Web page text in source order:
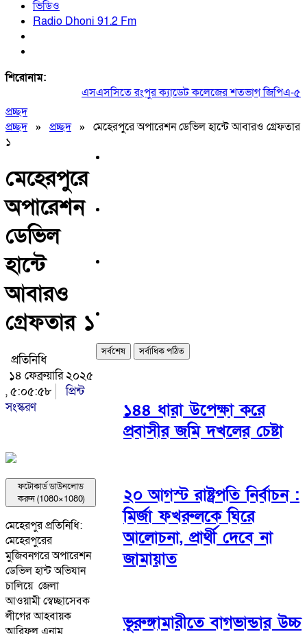
ভিডিও
Radio Dhoni 91.2 Fm
শিরোনাম:
এসএসসিতে রংপুর ক্যাডেট কলেজের শতভাগ জিপিএ-৫|
প্রচ্ছদ
প্রচ্ছদ» প্রচ্ছদ» মেহেরপুরে অপারেশন ডেভিল হান্টে আবারও গ্রেফতার
১
মেহেরপুরে
অপারেশন
ডেভিল
হান্টে
আবারও
গ্রেফতার ১
প্রতিনিধি
১৪ ফেব্রুয়ারি ২০২৫
, ৫:০৫:৫৮
প্রিন্ট
সংস্করণ
ফটোকার্ড ডাউনলোড
করুন (1080×1080)
মেহেরপুর প্রতিনিধি:
মেহেরপুরের
মুজিবনগরে অপারেশন
ডেভিল হান্ট অভিযান
চালিয়ে জেলা
আওয়ামী স্বেচ্ছাসেবক
লীগের আহবায়ক
সর্বশেষ সর্বাধিক পঠিত
১৪৪ ধারা উপেক্ষা করে
প্রবাসীর জমি দখলের চেষ্টা
২০ আগস্ট রাষ্ট্রপতি নির্বাচন :
মির্জা ফখরুলকে ঘিরে
আলোচনা, প্রার্থী দেবে না
জামায়াত
ভূরুঙ্গামারীতে বাগভান্ডার উচ্চ